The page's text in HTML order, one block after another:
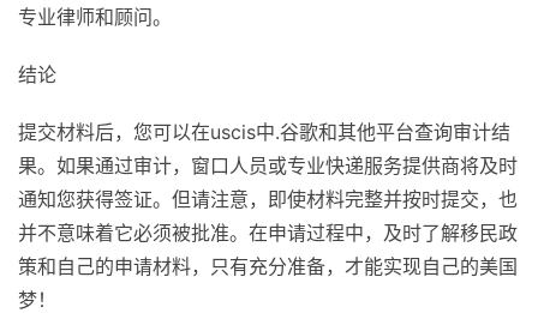
专业律师和顾问。
结论
提交材料后，您可以在uscis中.谷歌和其他平台查询审计结
果。如果通过审计，窗口人员或专业快递服务提供商将及时
通知您获得签证。但请注意，即使材料完整并按时提交，也
并不意味着它必须被批准。在申请过程中，及时了解移民政
策和自己的申请材料，只有充分准备，才能实现自己的美国
梦！